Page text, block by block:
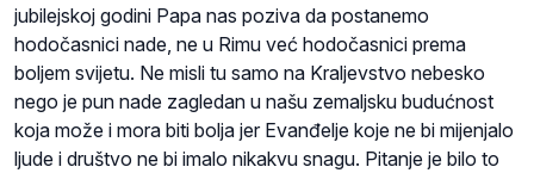
jubilejskoj godini Papa nas poziva da postanemo
hodočasnici nade, ne u Rimu već hodočasnici prema
boljem svijetu. Ne misli tu samo na Kraljevstvo nebesko
nego je pun nade zagledan u našu zemaljsku budućnost
koja može i mora biti bolja jer Evanđelje koje ne bi mijenjalo
ljude i društvo ne bi imalo nikakvu snagu. Pitanje je bilo to